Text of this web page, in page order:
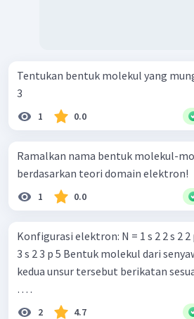
Tentukan bentuk molekul yang mungkin dari: a.
3 ​
1 0.0
Ramalkan nama bentuk molekul-
berdasarkan teori domain elektron!
1 0.0
Konfigurasi elektron: N = 1 s 2 2 s 2 2 p 3 Cl = 1 s 2 2 s 2 2 p 6
3 s 2 3 p 5 Bentuk molekul dari senyawa yang terjadi jika
kedua unsur tersebut berikatan
… .
2 4.7